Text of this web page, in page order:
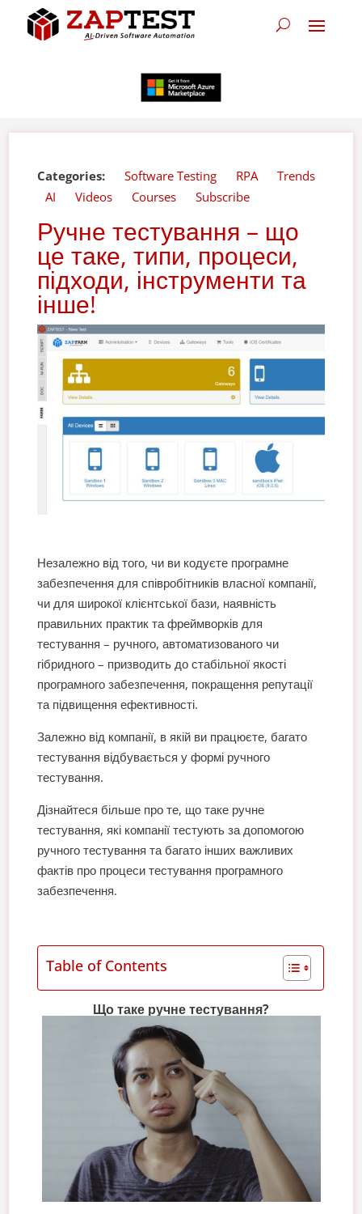
Categories: Software Testing RPA
Trends
AI
Videos Courses Subscribe
Ручне тестування – що
це таке, типи, процеси,
підходи, інструменти та
інше!
Незалежно від того, чи ви кодуєте програмне
забезпечення для співробітників власної компанії,
чи для широкої клієнтської бази, наявність
правильних практик та фреймворків для
тестування – ручного, автоматизованого чи
гібридного – призводить до стабільної якості
програмного забезпечення, покращення репутації
та підвищення ефективності.
Залежно від компанії, в якій ви працюєте, багато
тестування відбувається у формі ручного
тестування.
Дізнайтеся більше про те, що таке ручне
тестування, які компанії тестують за допомогою
ручного тестування та багато інших важливих
фактів про процеси тестування програмного
забезпечення.
Table of Contents
Що таке ручне тестування?